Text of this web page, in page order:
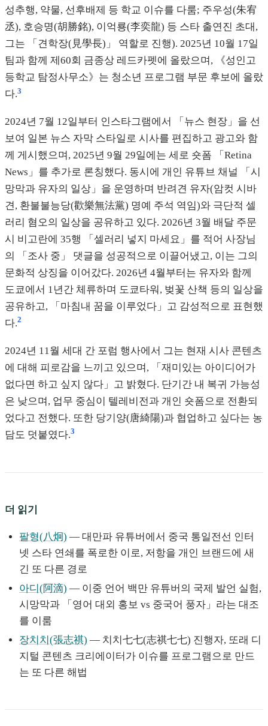
성추행, 약물, 선후배제 등 학교 이슈를 다룸; 주우성(朱宥
丞), 호승명(胡勝銘), 이억룡(李奕龍) 등 스타 출연진 초대,
그는 「견학장(見學長)」 역할로 진행). 2025년 10월 17일
팀과 함께 제60회 금종상 레드카펫에 올랐으며, 《성인고
등학교 탐정사무소》는 청소년 프로그램 부문 후보에 올랐
다.3
2024년 7월 12일부터 인스타그램에서 「뉴스 현장」을 선
보여 일본 뉴스 자막 스타일로 시사를 편집하고 광고와 함
께 게시했으며, 2025년 9월 29일에는 세로 숏폼 「Retina
News」를 추가로 론칭했다. 동시에 개인 유튜브 채널 「시
망막과 유자의 일상」을 운영하며 반려견 유자(암컷 시바
견, 환불불능당(歡樂無法黨) 명예 주석 역임)와 극단적 셀
러리 혐오의 일상을 공유하고 있다. 2026년 3월 배달 주문
시 비고란에 35행 「셀러리 넣지 마세요」를 적어 사장님
의 「조사 중」 댓글을 성공적으로 이끌어냈고, 이는 그의
문화적 상징을 이어갔다. 2026년 4월부터는 유자와 함께
도쿄에서 1년간 체류하며 도쿄타워, 벚꽃 산책 등의 일상을
공유하고, 「마침내 꿈을 이루었다」고 감성적으로 표현했
다.2
2024년 11월 세대 간 포럼 행사에서 그는 현재 시사 콘텐츠
에 대해 피로감을 느끼고 있으며, 「재미있는 아이디어가
없다면 하고 싶지 않다」고 밝혔다. 단기간 내 복귀 가능성
은 낮으며, 업무 중심이 텔레비전과 개인 숏폼으로 전환되
었다고 전했다. 또한 당기양(唐綺陽)과 협업하고 싶다는 농
담도 덧붙였다.3
더 읽기
팔형(八炯) — 대만파 유튜버에서 중국 통일전선 인터
넷 스타 연쇄를 폭로한 이로, 저항을 개인 브랜드에 새
긴 또 다른 경로
아디(阿滴) — 이중 언어 백만 유튜버의 국제 발언 실험,
시망막과 「영어 대외 홍보 vs 중국어 풍자」라는 대조
를 이룸
장치치(張志祺) — 치치七七(志祺七七) 진행자, 또래 디
지털 콘텐츠 크리에이터가 이슈를 프로그램으로 만드
는 또 다른 해법